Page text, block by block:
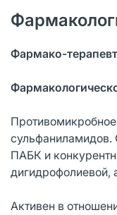
Фармако-
сульфаниламидов.
ПАБК и
дигидрофолиевой,
Активен в